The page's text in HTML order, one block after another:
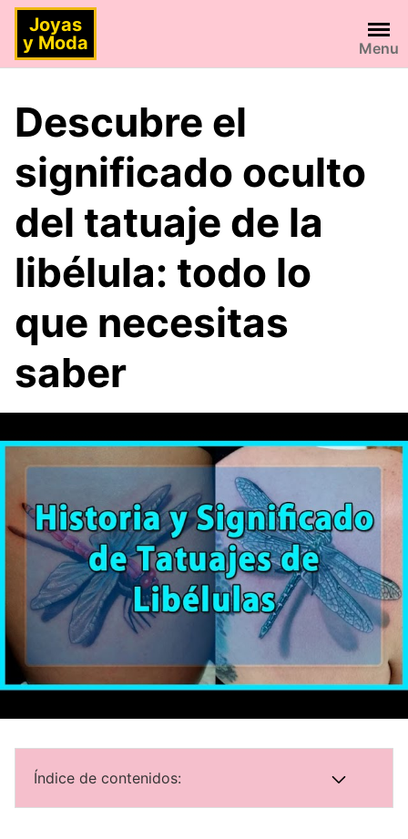
Saltar
contenido
Joyas
y Moda
Menu
Descubre el
significado oculto
del tatuaje de la
libélula: todo lo
que necesitas
saber
Índice de contenidos: